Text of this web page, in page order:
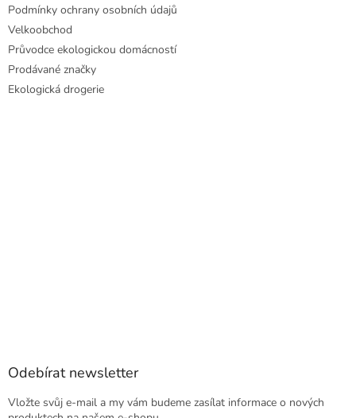
Podmínky ochrany osobních údajů
Velkoobchod
Průvodce ekologickou domácností
Prodávané značky
Ekologická drogerie
Odebírat newsletter
Vložte svůj e-mail a my vám budeme zasílat informace o nových